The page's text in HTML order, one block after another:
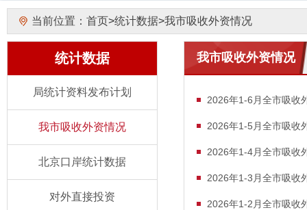
当前位置： 首页>统计数据>我市吸收外资情况
统计数据
局统计资料发布计划
我市吸收外资情况
北京口岸统计数据
对外直接投资
我市吸收外资情况
2026年1-6月全市吸收
2026年1-5月全市吸收
2026年1-4月全市吸收
2026年1-3月全市吸收
2026年1-2月全市吸收